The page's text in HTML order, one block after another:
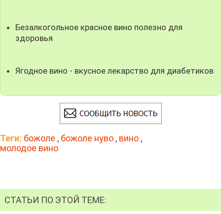
Безалкогольное красное вино полезно для
здоровья
Ягодное вино - вкусное лекарство для диабетиков
Теги: божоле , божоле нуво , вино ,
молодое вино
СТАТЬИ ПО ЭТОЙ ТЕМЕ: